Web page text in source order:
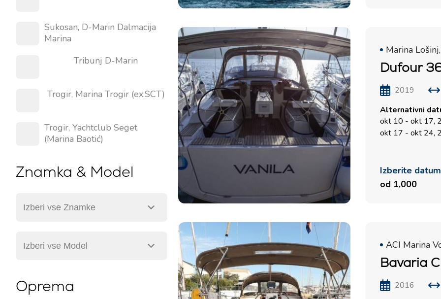
Marina
Dufour
2019
Alternativni
okt 10 - okt 17,
okt 17 - okt 24,
Izberite
od 1,000
ACI Marina
Bavaria
2016
Sukosan, D-Marin Dalmacija
Marina
Tribunj D-Marin
Trogir, Marina Trogir (ex.SCT)
Trogir, Yachtclub Seget
(Marina Baotić)
Znamka & Model
Oprema
Novice / Blog
Pogosta Vprašanja
Motorni čolni
Motorni katamarani
Storitve
Najem jadrnice brez
posadke
Najem jadrnice s skiperjem
Luksuzni najem jahte s
posadko
Flotila najem jadrnic
Naložba v jahte
Pomočnik za Jadranje
Destinacije
Zadarska regija za jadranje
Biograd na Moru
Šibeniška regija za jadranje
Vodice
Rogoznica
Split Jadralska Regija
Trogir
Dubrovniška jadralska
regija
Istrska regija za jadranje
Kvarnerska regija za
jadranje